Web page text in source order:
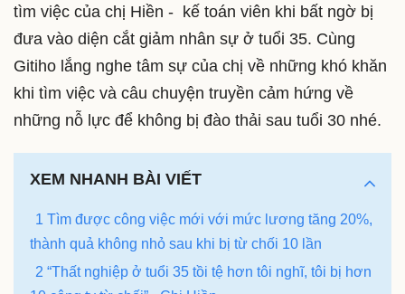
tìm việc của chị Hiền - kế toán viên khi bất ngờ bị
đưa vào diện cắt giảm nhân sự ở tuổi 35. Cùng
Gitiho lắng nghe tâm sự của chị về những khó khăn
khi tìm việc và câu chuyện truyền cảm hứng về
những nỗ lực để không bị đào thải sau tuổi 30 nhé.
XEM NHANH BÀI VIẾT
1 Tìm được công việc mới với mức lương tăng 20%,
thành quả không nhỏ sau khi bị từ chối 10 lần
2 “Thất nghiệp ở tuổi 35 tồi tệ hơn tôi nghĩ, tôi bị hơn